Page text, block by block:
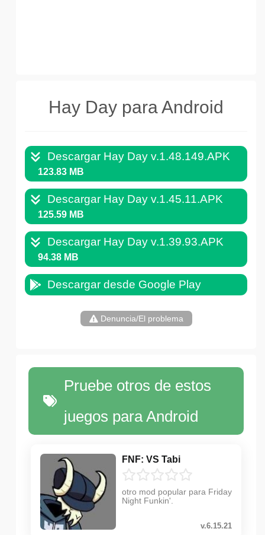
Hay Day para Android
Descargar Hay Day v.1.48.149.APK
123.83 MB
Descargar Hay Day v.1.45.11.APK
125.59 MB
Descargar Hay Day v.1.39.93.APK
94.38 MB
Descargar desde Google Play
Denuncia/El problema
Pruebe otros de estos
juegos para Android
FNF: VS Tabi
otro mod popular para Friday
Night Funkin'.
v.6.15.21